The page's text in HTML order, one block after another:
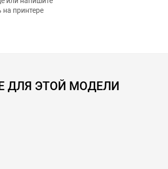
принтере
ДЛЯ ЭТОЙ МОДЕЛИ